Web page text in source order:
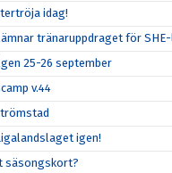
idag!
tränaruppdraget för
25-26 september
v.44
igen!
säsongskort?